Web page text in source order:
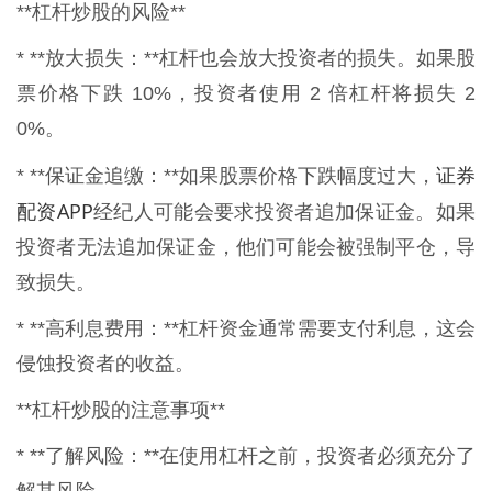
**杠杆炒股的风险**
* **放大损失：**杠杆也会放大投资者的损失。如果股
票价格下跌 10%，投资者使用 2 倍杠杆将损失 2
0%。
* **保证金追缴：**如果股票价格下跌幅度过大， 证券
配资APP经纪人可能会要求投资者追加保证金。如果
投资者无法追加保证金，他们可能会被强制平仓，导
致损失。
* **高利息费用：**杠杆资金通常需要支付利息，这会
侵蚀投资者的收益。
**杠杆炒股的注意事项**
* **了解风险：**在使用杠杆之前，投资者必须充分了